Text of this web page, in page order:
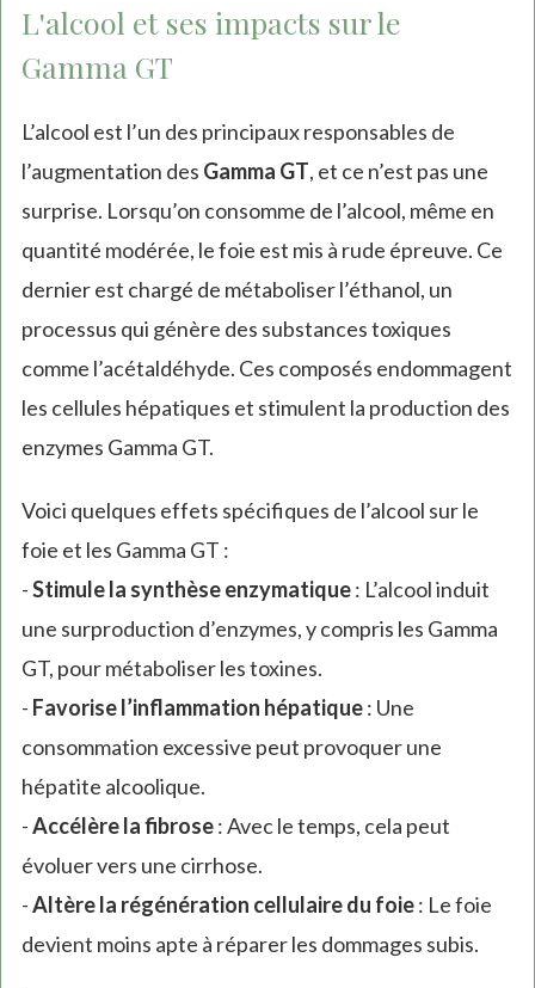
L'alcool et ses impacts sur le
Gamma GT
L’alcool est l’un des principaux responsables de
l’augmentation des Gamma GT, et ce n’est pas une
surprise. Lorsqu’on consomme de l’alcool, même en
quantité modérée, le foie est mis à rude épreuve. Ce
dernier est chargé de métaboliser l’éthanol, un
processus qui génère des substances toxiques
comme l’acétaldéhyde. Ces composés endommagent
les cellules hépatiques et stimulent la production des
enzymes Gamma GT.
Voici quelques effets spécifiques de l’alcool sur le
foie et les Gamma GT :
-Stimule la synthèse enzymatique: L’alcool induit
une surproduction d’enzymes, y compris les Gamma
GT, pour métaboliser les toxines.
- Favorise l’inflammation hépatique: Une
consommation excessive peut provoquer une
hépatite alcoolique.
-Accélère la fibrose: Avec le temps, cela peut
évoluer vers une cirrhose.
-Altère la régénération cellulaire du foie: Le foie
devient moins apte à réparer les dommages subis.